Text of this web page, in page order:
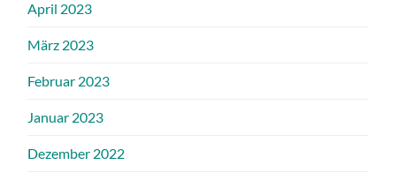
April 2023
März 2023
Februar 2023
Januar 2023
Dezember 2022